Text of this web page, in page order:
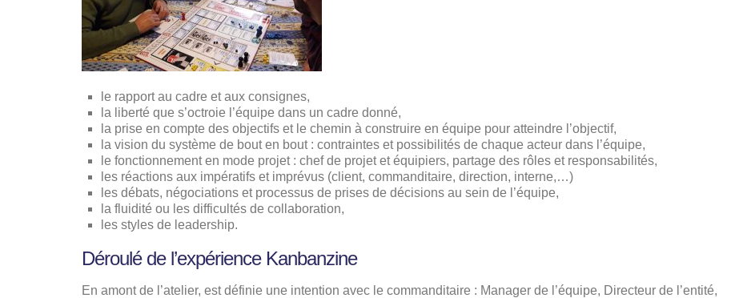
le rapport au cadre et aux consignes,
la liberté que s’octroie l’équipe dans un cadre donné,
la prise en compte des objectifs et le chemin à construire en équipe pour atteindre l’objectif,
la vision du système de bout en bout : contraintes et possibilités de chaque acteur dans l’équipe,
le fonctionnement en mode projet : chef de projet et équipiers, partage des rôles et responsabilités,
les réactions aux impératifs et imprévus (client, commanditaire, direction, interne,…)
les débats, négociations et processus de prises de décisions au sein de l’équipe,
la fluidité ou les difficultés de collaboration,
les styles de leadership.
Déroulé de l’expérience Kanbanzine
En amont de l’atelier, est définie une intention avec le commanditaire : Manager de l’équipe, Directeur de l’entité,